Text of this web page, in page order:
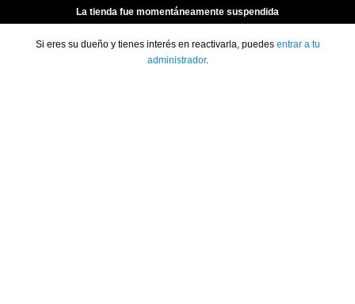
La tienda fue momentáneamente suspendida
Si eres su dueño y tienes interés en reactivarla, puedes entrar a tu
administrador.